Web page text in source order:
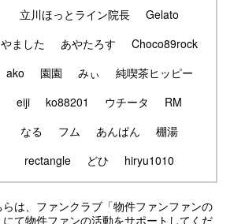
立川ほっとライン院長
Gelato
やました
あやたろす
Choco89rock
ako
園園 みぃ
純喫茶ヒッピー
eiji
ko88201 ウチータ
RM
なる
フム あんぱん
棚湯
rectangle
どひ hiryu1010
らは、ファンクラブ「物件ファンファンの
にて物件ファンの活動をサポートしてくだ